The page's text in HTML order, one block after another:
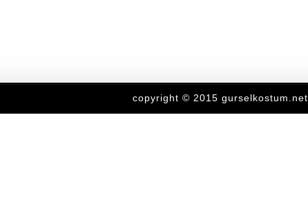
copyright © 2015 gurselkostum.net